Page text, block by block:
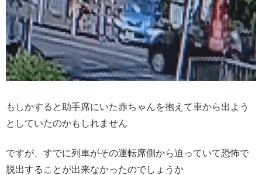
もしかすると助手席にいた赤ちゃんを抱えて車から出よう
としていたのかもしれません
ですが、すでに列車がその運転席側から迫っていて恐怖で
脱出することが出来なかったのでしょうか